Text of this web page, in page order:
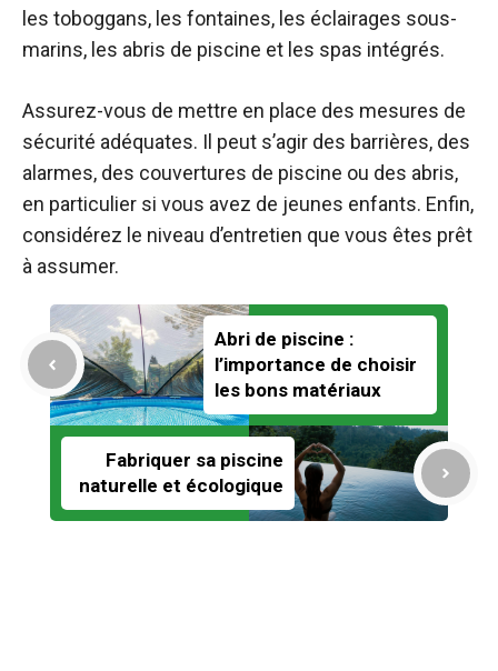
les toboggans, les fontaines, les éclairages sous-
marins, les abris de piscine et les spas intégrés.
Assurez-vous de mettre en place des mesures de
sécurité adéquates. Il peut s’agir des barrières, des
alarmes, des couvertures de piscine ou des abris,
en particulier si vous avez de jeunes enfants. Enfin,
considérez le niveau d’entretien que vous êtes prêt
à assumer.
Abri de piscine :
l’importance de choisir
les bons matériaux
Fabriquer sa piscine
naturelle et écologique